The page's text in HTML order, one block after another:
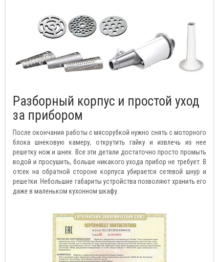
Разборный корпус и простой уход
за прибором
После окончания работы с мясорубкой нужно снять с моторного
блока шнековую камеру, открутить гайку и извлечь из нее
решетку нож и шнек. Все эти детали достаточно просто промыть
водой и просушить, больше никакого ухода прибор не требует. В
отсек на обратной стороне корпуса убирается сетевой шнур и
решетки. Небольшие габариты устройства позволяют хранить его
даже в маленьком кухонном шкафу.